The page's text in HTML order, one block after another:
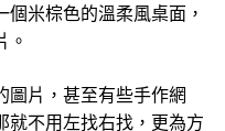
米棕色的溫柔風桌面，
。
圖片，甚至有些手作網
就不用左找右找，更為方